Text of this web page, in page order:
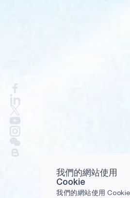
我們的網站使用
Cookie
我們的網站使用